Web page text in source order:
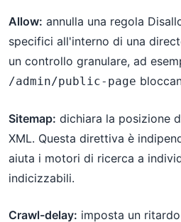
Allow: annulla una regola
specifici all'interno di una
un controllo granulare, ad
/admin/public-page
Sitemap: dichiara la posizione
XML. Questa direttiva è
aiuta i motori di ricerca a
indicizzabili.
Crawl-delay: imposta un